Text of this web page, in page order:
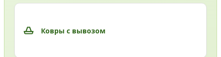
Ковры с вывозом